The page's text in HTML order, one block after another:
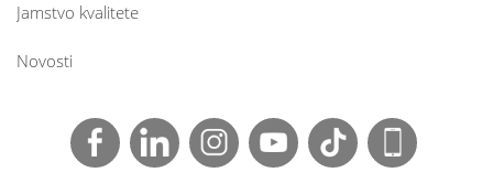
Jamstvo kvalitete
Novosti